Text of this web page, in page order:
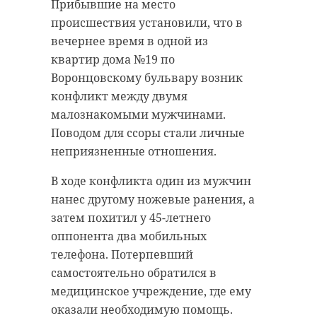
Прибывшие на место
происшествия установили, что в
вечернее время в одной из
квартир дома №19 по
Воронцовскому бульвару возник
конфликт между двумя
малознакомыми мужчинами.
Поводом для ссоры стали личные
неприязненные отношения.
В ходе конфликта один из мужчин
нанес другому ножевые ранения, а
затем похитил у 45-летнего
оппонента два мобильных
телефона. Потерпевший
самостоятельно обратился в
медицинское учреждение, где ему
оказали необходимую помощь.
рт. ст.
МЧС предупреждает: утром
видимость в некоторых районах
города снизилась до 500 метров.
Пешеходам советуют быть
осторожными при переходе улиц,
а водителям — соблюдать
дистанцию и избегать резких
В субботу синоптики ожидают
дожди и температуру до +9.
Фотографиями утреннего тумана,
окутавшего Петербург и
Ленобласть, очевидцы поделились
в социальных сетях.
оценят работу дистанционного
электронного голосования.
Мероприятие в Пушкине станет
площадкой, где выработанные
решения смогут повлиять на
жизнь избирателей.
Сенатор РФ от Ленинградской
области Сергей Перминов
поприветствовал собравшихся и